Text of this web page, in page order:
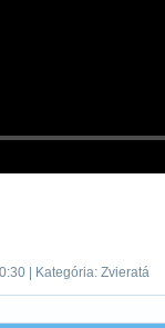
| Kategória: Zvieratá